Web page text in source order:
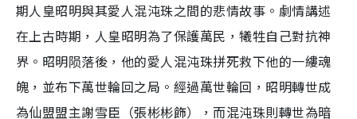
期人皇昭明與其愛人混沌珠之間的悲情故事。劇情講述
在上古時期，人皇昭明為了保護萬民，犧牲自己對抗神
界。昭明陨落後，他的愛人混沌珠拼死救下他的一縷魂
魄，並布下萬世輪回之局。經過萬世輪回，昭明轉世成
為仙盟盟主謝雪臣（張彬彬飾），而混沌珠則轉世為暗